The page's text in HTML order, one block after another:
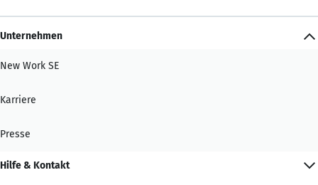
Unternehmen
New Work SE
Karriere
Presse
Hilfe & Kontakt